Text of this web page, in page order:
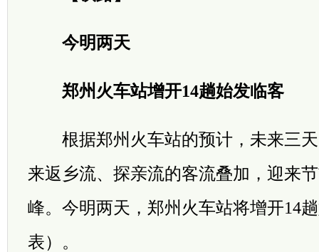
今明两天
郑州火车站增开14趟始发临客
根据郑州火车站的预计，未来三天
来返乡流、探亲流的客流叠加，迎来
峰。今明两天，郑州火车站将增开14
表）。